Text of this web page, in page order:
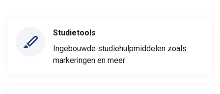
Studietools
Ingebouwde studiehulpmiddelen zoals
markeringen en meer